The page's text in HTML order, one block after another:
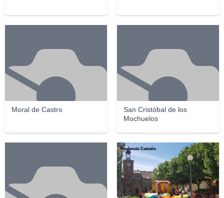
Moral de Castro
San Cristóbal de los
Mochuelos
Prudencio Castaño